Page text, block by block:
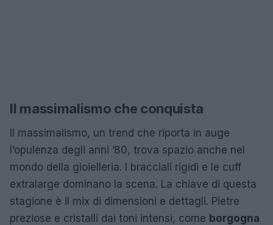
Il massimalismo che conquista
Il massimalismo, un trend che riporta in auge
l’opulenza degli anni ’80, trova spazio anche nel
mondo della gioielleria. I bracciali rigidi e le cuff
extralarge dominano la scena. La chiave di questa
stagione è il mix di dimensioni e dettagli. Pietre
preziose e cristalli dai toni intensi, come borgogna